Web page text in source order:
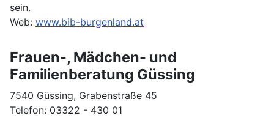
sein.
Web: www.bib-burgenland.at
Frauen-, Mädchen- und
Familienberatung Güssing
7540 Güssing, Grabenstraße 45
Telefon: 03322 - 430 01